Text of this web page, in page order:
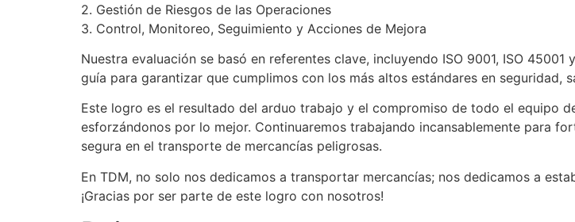
2. Gestión de Riesgos de las Operaciones
3. Control, Monitoreo, Seguimiento y Acciones de Mejora
Nuestra evaluación se basó en referentes clave, incluyendo ISO 9001, ISO
guía para garantizar que cumplimos con los más altos estándares en seguridad,
Este logro es el resultado del arduo trabajo y el compromiso de todo el equipo
esforzándonos por lo mejor. Continuaremos trabajando incansablemente para
segura en el transporte de mercancías peligrosas.
En TDM, no solo nos dedicamos a transportar mercancías; nos dedicamos a
¡Gracias por ser parte de este logro con nosotros!